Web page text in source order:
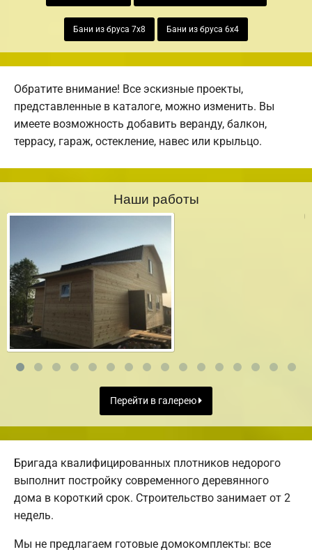
Бани из бруса 7х8 Бани из бруса 6х4
Обратите внимание! Все эскизные проекты,
представленные в каталоге, можно изменить. Вы
имеете возможность добавить веранду, балкон,
террасу, гараж, остекление, навес или крыльцо.
Наши работы
Перейти в галерею
Бригада квалифицированных плотников недорого
выполнит постройку современного деревянного
дома в короткий срок. Строительство занимает от 2
недель.
Мы не предлагаем готовые домокомплекты: все